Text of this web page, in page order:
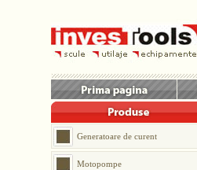
Generatoare de curent
Motopompe